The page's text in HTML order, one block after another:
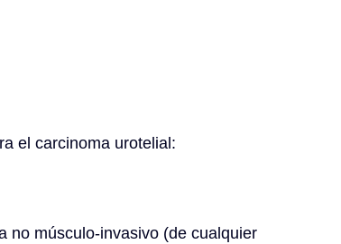
el carcinoma urotelial: